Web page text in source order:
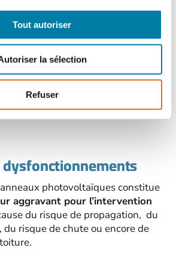
Tout autoriser
la sélection
Refuser
électriques;
des secours.
en toiture :
et recommandations
photovoltaïques constitue
aggravant pour l’intervention
du risque de propagation, du
risque de chute ou encore de